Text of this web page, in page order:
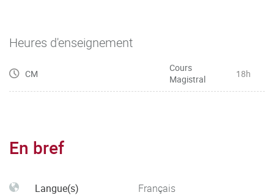
Heures d'enseignement
CM
Cours
Magistral
18h
En bref
Langue(s)
Français